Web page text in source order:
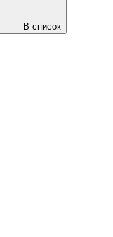
В список